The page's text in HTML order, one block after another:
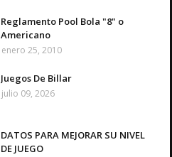
Reglamento Pool Bola "8" o
Americano
enero 25, 2010
Juegos De Billar
julio 09, 2026
DATOS PARA MEJORAR SU NIVEL
DE JUEGO